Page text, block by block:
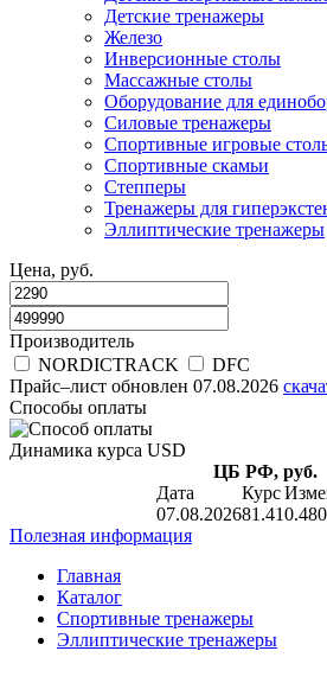
Детские тренажеры
Железо
Инверсионные столы
Массажные столы
Оборудование для
Силовые тренажеры
Спортивные игровые
Спортивные скамьи
Степперы
Тренажеры для
Эллиптические тренажеры
Цена, руб.
Производитель
NORDICTRACK
DFC
Прайс–лист обновлен 07.08.2026
Способы оплаты
Динамика курса USD
ЦБ РФ, руб.
Дата
Курс
07.08.202681.410.480
Полезная информация
Главная
Каталог
Спортивные тренажеры
Эллиптические тренажеры